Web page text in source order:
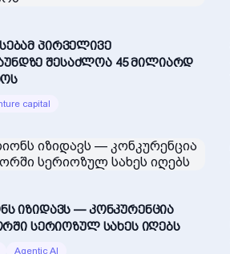
პირველივე
შესაძლოა 45 მილიარდ
capital
იზიდავს — კონკურენცია
სერიოზულ სახეს იღებს
Agentic AI